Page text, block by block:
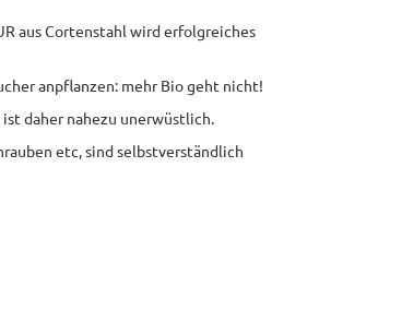
aus Cortenstahl wird erfolgreiches
anpflanzen: mehr Bio geht nicht!
ist daher nahezu unerwüstlich.
etc, sind selbstverständlich